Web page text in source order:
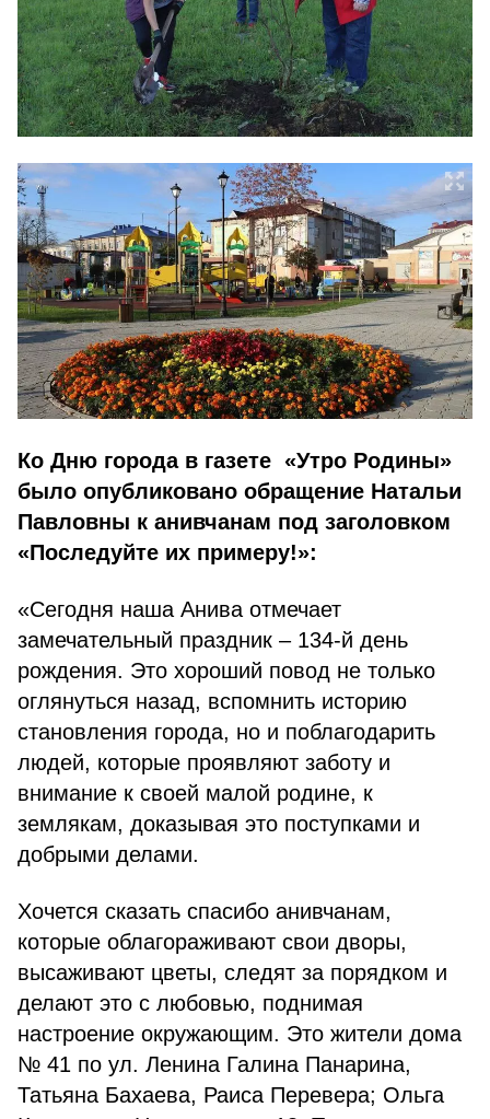
Ко Дню города в газете «Утро Родины»
было опубликовано обращение Натальи
Павловны к анивчанам под заголовком
«Последуйте их примеру!»:
«Сегодня наша Анива отмечает
замечательный праздник – 134-й день
рождения. Это хороший повод не только
оглянуться назад, вспомнить историю
становления города, но и поблагодарить
людей, которые проявляют заботу и
внимание к своей малой ро­дине, к
землякам, доказывая это поступками и
добрыми делами.
Хочется сказать спасибо анив­чанам,
которые облагораживают свои дворы,
высаживают цветы, следят за порядком и
делают это с любовью, поднимая
настроение окружающим. Это жители дома
№ 41 по ул. Ленина Галина Па­нарина,
Татьяна Бахаева, Раиса Перевера; Ольга